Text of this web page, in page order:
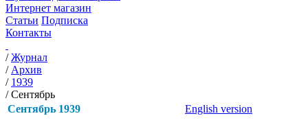
Интернет магазин
Статьи Подписка
Контакты
/Журнал
/ Архив
/ 1939
/Сентябрь
Сентябрь 1939
English version